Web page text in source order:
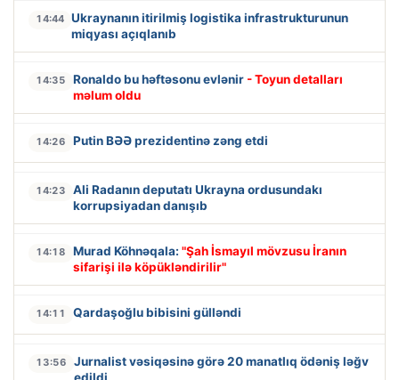
14:44 Ukraynanın itirilmiş logistika infrastrukturunun
miqyası açıqlanıb
14:35 Ronaldo bu həftəsonu evlənir - Toyun detalları
məlum oldu
14:26 Putin BƏƏ prezidentinə zəng etdi
14:23
Ali Radanın deputatı Ukrayna ordusundakı
korrupsiyadan danışıb
14:18 Murad Köhnəqala: "Şah İsmayıl mövzusu İranın
sifarişi ilə köpükləndirilir"
14:11 Qardaşoğlu bibisini gülləndi
13:56
Jurnalist vəsiqəsinə görə 20 manatlıq ödəniş ləğv